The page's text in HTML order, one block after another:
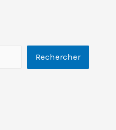
Rechercher